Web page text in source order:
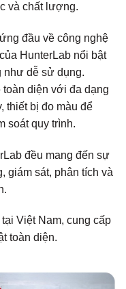
và chất lượng.
đầu về công nghệ
HunterLab nổi bật
như dễ sử dụng.
toàn diện với đa dạng
thiết bị đo màu để
soát quy trình.
đều mang đến sự
giám sát, phân tích và
Việt Nam, cung cấp
toàn diện.